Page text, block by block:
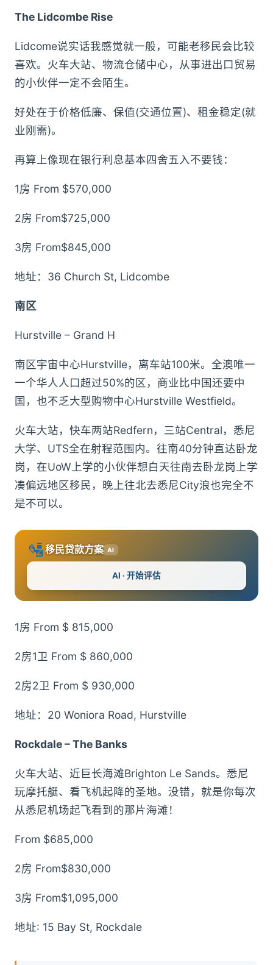
The Lidcombe Rise
Lidcome说实话我感觉就一般，可能老移民会比较
喜欢。火车大站、物流仓储中心，从事进出口贸易
的小伙伴一定不会陌生。
好处在于价格低廉、保值(交通位置)、租金稳定(就
业刚需)。
再算上像现在银行利息基本四舍五入不要钱：
1房 From $570,000
2房 From$725,000
3房 From$845,000
地址：36 Church St, Lidcombe
南区
Hurstville – Grand H
南区宇宙中心Hurstville，离车站100米。全澳唯一
一个华人人口超过50%的区，商业比中国还要中
国，也不乏大型购物中心Hurstville Westfield。
火车大站，快车两站Redfern，三站Central，悉尼
大学、UTS全在射程范围内。往南40分钟直达卧龙
岗，在UoW上学的小伙伴想白天往南去卧龙岗上学
凑偏远地区移民，晚上往北去悉尼City浪也完全不
是不可以。
🛂移民贷款方案 AI
AI · 开始评估
1房 From $ 815,000
2房1卫 From $ 860,000
2房2卫 From $ 930,000
地址：20 Woniora Road, Hurstville
Rockdale – The Banks
火车大站、近巨长海滩Brighton Le Sands。悉尼
玩摩托艇、看飞机起降的圣地。没错，就是你每次
从悉尼机场起飞看到的那片海滩！
From $685,000
2房 From$830,000
3房 From$1,095,000
地址: 15 Bay St, Rockdale